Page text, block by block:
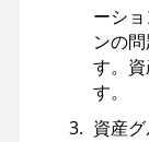
ーシ
ンの
す。
す。
資産